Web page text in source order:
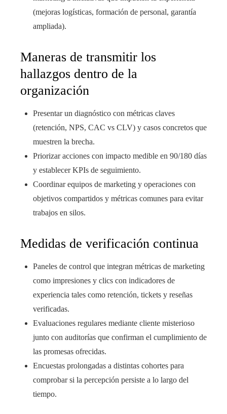
(mejoras logísticas, formación de personal, garantía
ampliada).
Maneras de transmitir los
hallazgos dentro de la
organización
Presentar un diagnóstico con métricas claves
(retención, NPS, CAC vs CLV) y casos concretos que
muestren la brecha.
Priorizar acciones con impacto medible en 90/180 días
y establecer KPIs de seguimiento.
Coordinar equipos de marketing y operaciones con
objetivos compartidos y métricas comunes para evitar
trabajos en silos.
Medidas de verificación continua
Paneles de control que integran métricas de marketing
como impresiones y clics con indicadores de
experiencia tales como retención, tickets y reseñas
verificadas.
Evaluaciones regulares mediante cliente misterioso
junto con auditorías que confirman el cumplimiento de
las promesas ofrecidas.
Encuestas prolongadas a distintas cohortes para
comprobar si la percepción persiste a lo largo del
tiempo.